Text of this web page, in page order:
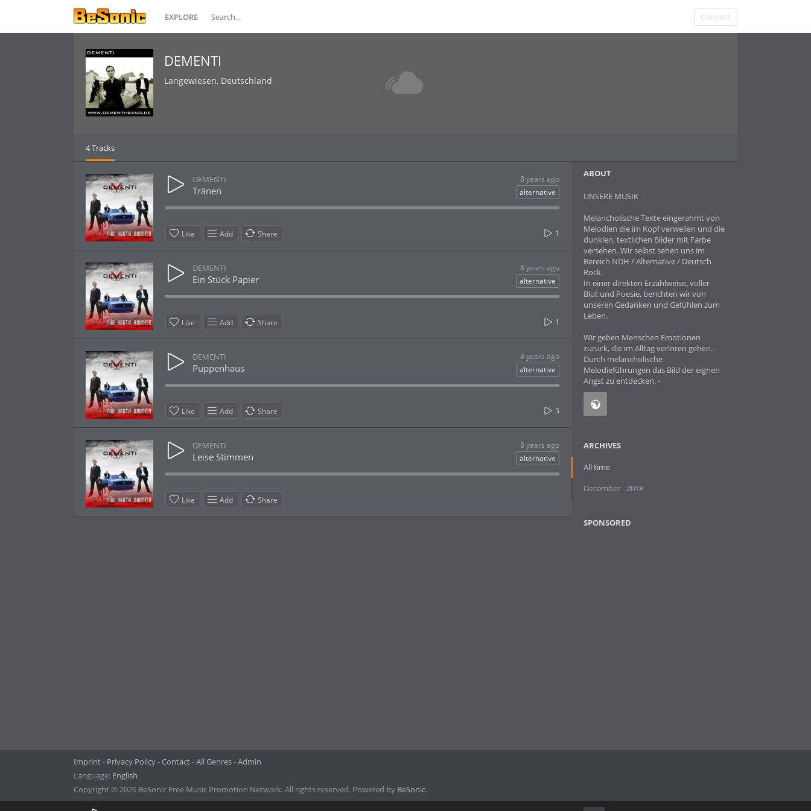
EXPLORE Connect
DEMENTI
Langewiesen, Deutschland
4 Tracks
8 years ago
DEMENTI
alternative
Tränen
Like Add Share 1
8 years ago
DEMENTI
alternative
Ein Stück Papier
Like Add Share 1
8 years ago
DEMENTI
alternative
Puppenhaus
Like Add Share 5
8 years ago
DEMENTI
alternative
Leise Stimmen
Like Add Share
ABOUT
UNSERE MUSIK
Melancholische Texte eingerahmt von
Melodien die im Kopf verweilen und die
dunklen, textlichen Bilder mit Farbe
versehen. Wir selbst sehen uns im
Bereich NDH / Alternative / Deutsch
Rock.
In einer direkten Erzählweise, voller
Blut und Poesie, berichten wir von
unseren Gedanken und Gefühlen zum
Leben.
Wir geben Menschen Emotionen
zurück, die im Alltag verloren gehen. -
Durch melancholische
Melodieführungen das Bild der eignen
Angst zu entdecken. -
ARCHIVES
All time
December - 2018
SPONSORED
Imprint Privacy Policy Contact All Genres Admin
Language: English
Copyright © 2026 BeSonic Free Music Promotion Network. All rights reserved. Powered by BeSonic.